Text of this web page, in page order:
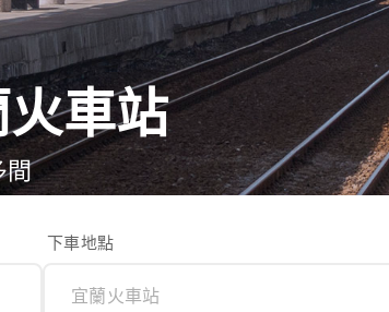
車站
間
下車地點